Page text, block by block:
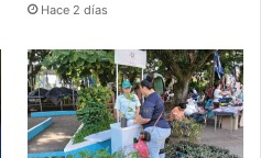
Hace 2 días